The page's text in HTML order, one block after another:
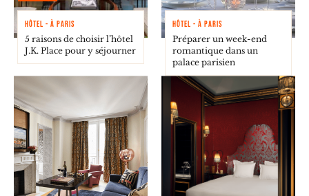
HÔTEL - À PARIS
5 raisons de choisir l’hôtel
J.K. Place pour y séjourner
HÔTEL - À PARIS
Préparer un week-end
romantique dans un
palace parisien